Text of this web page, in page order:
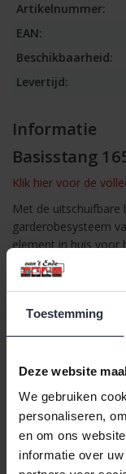
Toestemming
Deze website
We gebruiken
personaliseren,
en om ons
informatie over
Artikelnummer:
EAN:
Beschikbaarheid:
Levertijd:
Informatie
Basisstang
Klik hier voor de
Met de
garderobesysteem
element in huis voor
Deze stevige
300 cm, waardoor
gepoedercoate
stabiliteit, zelfs bij
Belangrijkste
Materiaal:
Kleur: wit
Verstelbaar: